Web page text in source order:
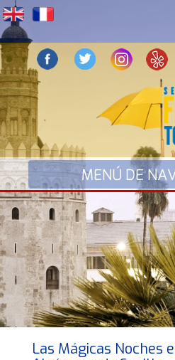
Las Mágicas Noches